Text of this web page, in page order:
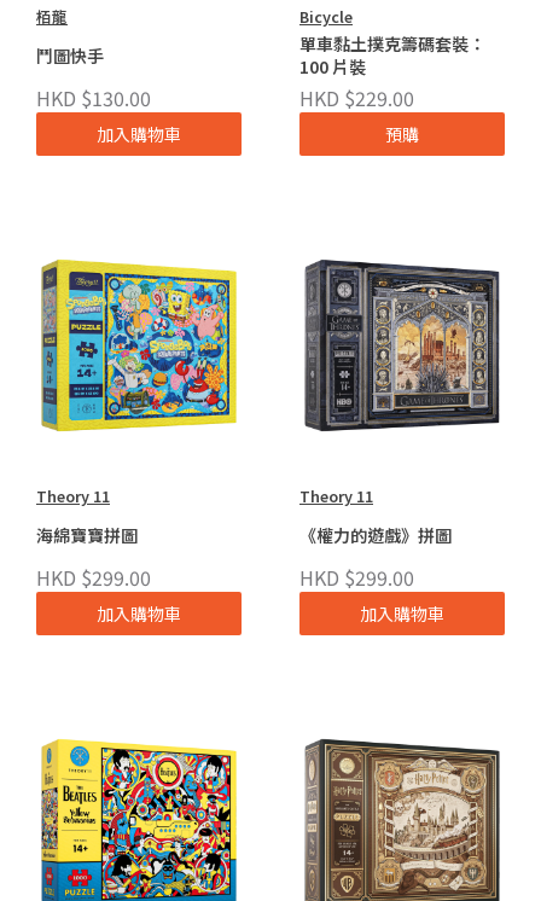
栢龍
鬥圖快手
HKD $130.00
加入購物車
Bicycle
單車黏土撲克籌碼套裝：
100 片裝
HKD $229.00
預購
Theory 11
海綿寶寶拼圖
HKD $299.00
加入購物車
Theory 11
《權力的遊戲》拼圖
HKD $299.00
加入購物車